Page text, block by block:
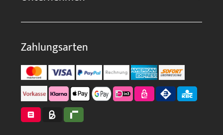
Zahlungsarten